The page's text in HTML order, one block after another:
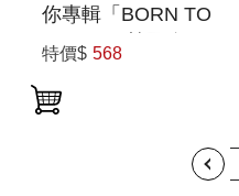
你專輯「BORN TO
BE XX」(韓國進口
特價$ 568